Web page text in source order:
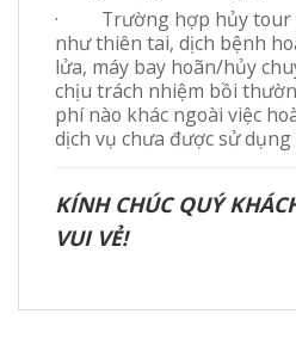
· Trường hợp hủy tour
như thiên tai, dịch bệnh
lửa, máy bay hoãn/hủy
chịu trách nhiệm bồi
phí nào khác ngoài việc
dịch vụ chưa được sử
KÍNH CHÚC QUÝ
VUI VẺ!